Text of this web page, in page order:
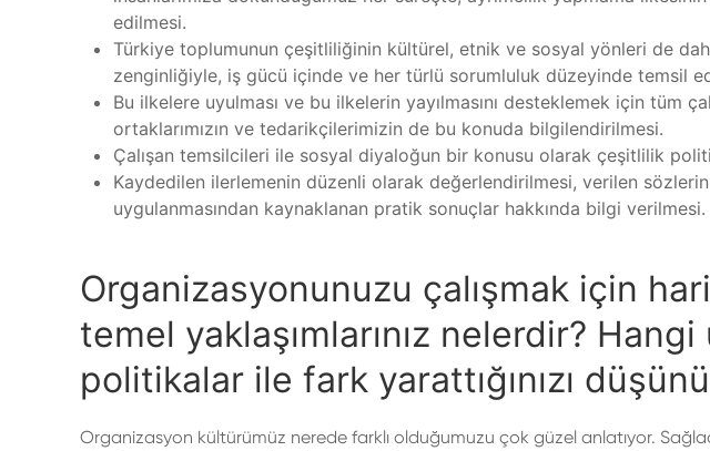
edilmesi.
Türkiye toplumunun çeşitliliğinin kültürel, etnik ve sosyal yönleri de
zenginliğiyle, iş gücü içinde ve her türlü sorumluluk düzeyinde temsil
Bu ilkelere uyulması ve bu ilkelerin yayılmasını desteklemek için tüm
ortaklarımızın ve tedarikçilerimizin de bu konuda bilgilendirilmesi.
Çalışan temsilcileri ile sosyal diyaloğun bir konusu olarak çeşitlilik
Kaydedilen ilerlemenin düzenli olarak değerlendirilmesi, verilen
uygulanmasından kaynaklanan pratik sonuçlar hakkında bilgi verilmesi.
Organizasyonunuzu çalışmak için
temel yaklaşımlarınız nelerdir?
politikalar ile fark yarattığınızı
Organizasyon kültürümüz nerede farklı olduğumuzu çok güzel anlatıyor.